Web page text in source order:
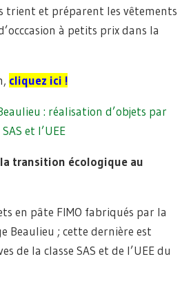
trient et préparent les vêtements
à petits prix dans la
cliquez ici !
: réalisation d’objets par
et l’UEE
la transition écologique au
en pâte FIMO fabriqués par la
Beaulieu ; cette dernière est
de la classe SAS et de l’UEE du